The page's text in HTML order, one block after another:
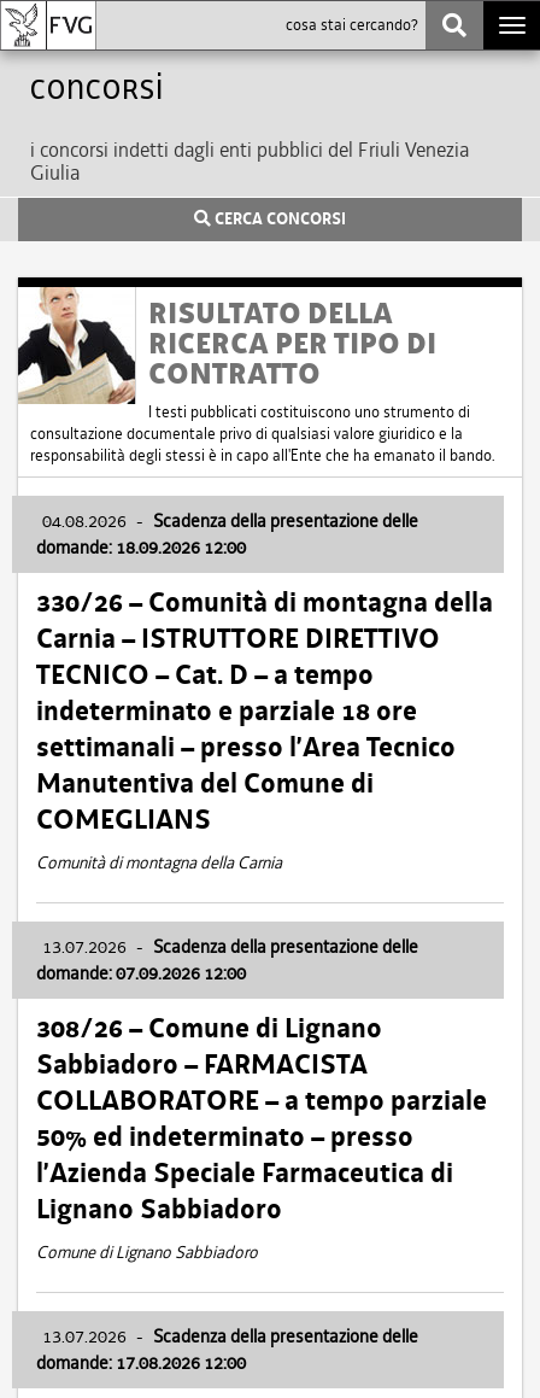
Concorsi
i concorsi indetti dagli enti pubblici del Friuli Venezia
Giulia
CERCA CONCORSI
RISULTATO DELLA
RICERCA PER TIPO DI
CONTRATTO
I testi pubblicati costituiscono uno strumento di
consultazione documentale privo di qualsiasi valore giuridico e la
responsabilità degli stessi è in capo all'Ente che ha emanato il bando.
04.08.2026 - Scadenza della presentazione delle
domande: 18.09.2026 12:00
330/26 – Comunità di montagna della
Carnia – ISTRUTTORE DIRETTIVO
TECNICO – Cat. D – a tempo
indeterminato e parziale 18 ore
settimanali – presso l’Area Tecnico
Manutentiva del Comune di
COMEGLIANS
Comunità di montagna della Carnia
13.07.2026 - Scadenza della presentazione delle
domande: 07.09.2026 12:00
308/26 – Comune di Lignano
Sabbiadoro – FARMACISTA
COLLABORATORE – a tempo parziale
50% ed indeterminato – presso
l’Azienda Speciale Farmaceutica di
Lignano Sabbiadoro
Comune di Lignano Sabbiadoro
13.07.2026 - Scadenza della presentazione delle
domande: 17.08.2026 12:00